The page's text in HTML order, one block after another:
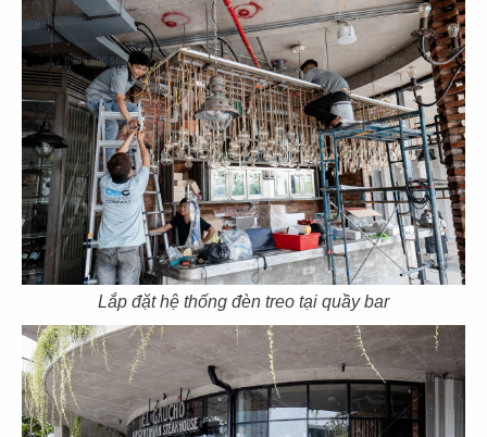
Lắp đặt hệ thống đèn treo tại quầy bar
83
BARTELS
CN Thảo Điền, Q.2
84
TAO CHA
CN Thủ Dầu Một
IPPUDO RAMEN
CN Lê Thánh Tôn - Q.1
86
JIN DIN ROU
CN Vincom Đồng Khởi - Q.1